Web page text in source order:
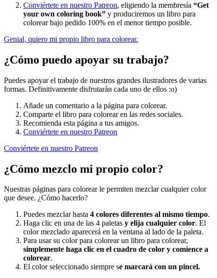
Conviértete en nuestro Patreon, eligiendo la membresía “Get
your own coloring book” y produciremos un libro para
colorear bajo pedido 100% en el menor tiempo posible.
Genial, quiero mi propio libro para colorear.
¿Cómo puedo apoyar su trabajo?
Puedes apoyar el trabajo de nuestros grandes ilustradores de varias
formas. Definitivamente disfrutarán cada uno de ellos :o)
Añade un comentario a la página para colorear.
Comparte el libro para colorear en las redes sociales.
Recomienda esta página a tus amigos.
Conviértete en nuestro Patreon
Conviértete en nuestro Patreon
¿Cómo mezclo mi propio color?
Nuestras páginas para colorear le permiten mezclar cualquier color
que desee. ¿Cómo hacerlo?
Puedes mezclar hasta 4 colores diferentes al mismo tiempo.
Haga clic en una de las 4 paletas y elija cualquier color. El
color mezclado aparecerá en la ventana al lado de la paleta.
Para usar su color para colorear un libro para colorear,
simplemente haga clic en el cuadro de color y comience a
colorear.
El color seleccionado siempre se marcará con un pincel.